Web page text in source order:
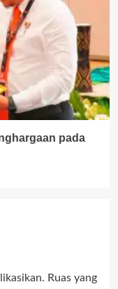
pada
Ruas yang